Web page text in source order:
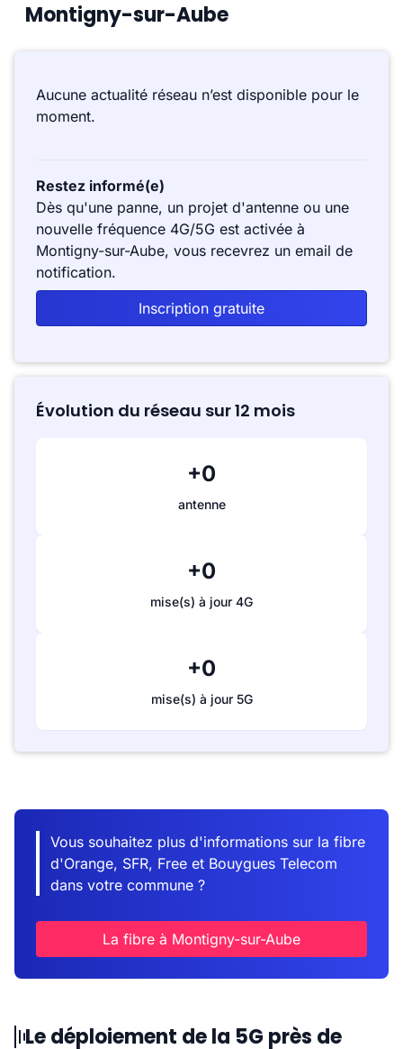
Montigny-sur-Aube
Aucune actualité réseau n’est disponible pour le
moment.
Restez informé(e)
Dès qu'une panne, un projet d'antenne ou une
nouvelle fréquence 4G/5G est activée à
Montigny-sur-Aube, vous recevrez un email de
notification.
Inscription gratuite
Évolution du réseau sur 12 mois
+0
antenne
+0
mise(s) à jour 4G
+0
mise(s) à jour 5G
Vous souhaitez plus d'informations sur la fibre
d'Orange, SFR, Free et Bouygues Telecom
dans votre commune ?
La fibre à Montigny-sur-Aube
Le déploiement de la 5G près de